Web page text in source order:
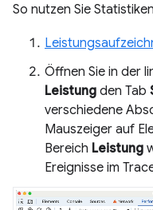
So nutzen Sie
Öffnen Sie in der
Leistung den Tab
verschiedene
Mauszeiger auf
Bereich Leistung
Ereignisse im